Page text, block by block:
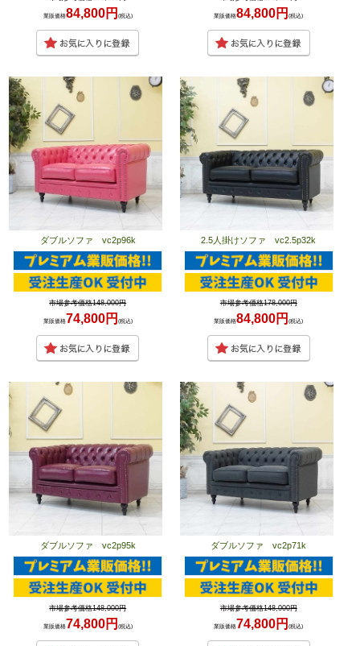
業販価格84,800円 (税込) 業販価格84,800円(税込)
ダブルソファ vc2p96k
市場参考価格148,000円
業販価格74,800円 (税込)
2.5人掛けソファ vc2.5p32k
市場参考価格178,000円
業販価格84,800円(税込)
ダブルソファ vc2p95k
市場参考価格148,000円
業販価格74,800円 (税込)
ダブルソファ vc2p71k
市場参考価格148,000円
業販価格74,800円(税込)